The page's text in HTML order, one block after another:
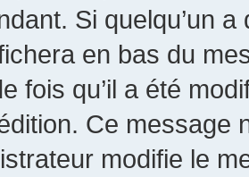
Si quelqu’un
en bas du
fois qu’il a été
Ce message
modifie le